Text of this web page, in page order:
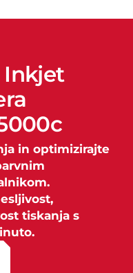
Inkjet
in optimizirajte
tiskanja s